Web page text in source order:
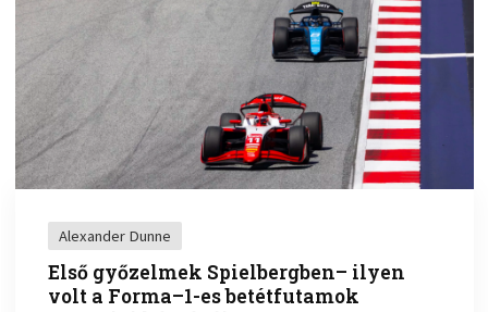
Alexander Dunne
Első győzelmek Spielbergben– ilyen
volt a Forma–1-es betétfutamok